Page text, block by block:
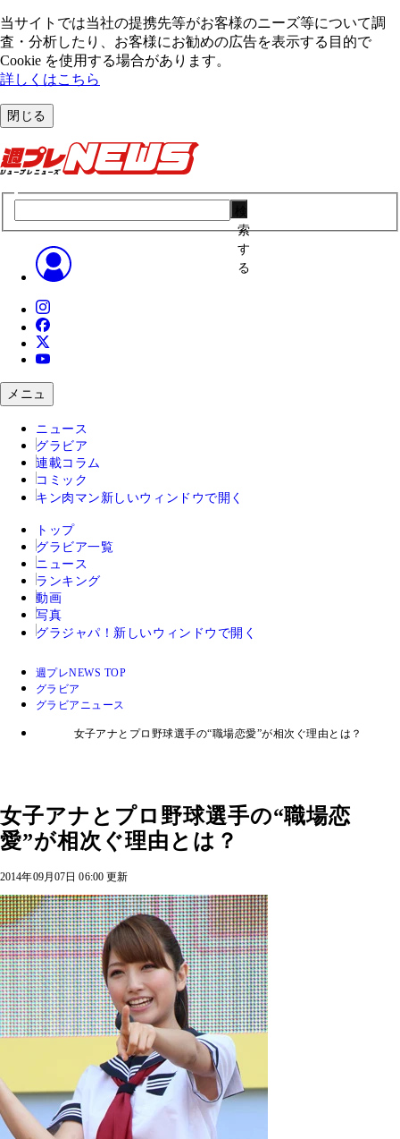
当サイトでは当社の提携先等がお客様のニーズ等について調
査・分析したり、お客様にお勧めの広告を表⽰する⽬的で
Cookie を使⽤する場合があります。
詳しくはこちら
閉じる
索
す
る
メニュ
ニュース
グラビア
連載コラム
コミック
キン肉マン 新しいウィンドウで開く
トップ
グラビア一覧
ニュース
ランキング
動画
写真
グラジャパ！ 新しいウィンドウで開く
週プレNEWS TOP
グラビア
グラビアニュース
女子アナとプロ野球選手の“職場恋愛”が相次ぐ理由とは？
女子アナとプロ野球選手の“職場恋
愛”が相次ぐ理由とは？
2014年09月07日 06:00 更新